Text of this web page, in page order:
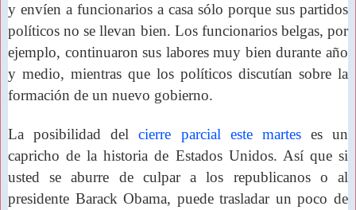
y envíen a funcionarios a casa sólo porque sus partidos
políticos no se llevan bien. Los funcionarios belgas, por
ejemplo, continuaron sus labores muy bien durante año
y medio, mientras que los políticos discutían sobre la
formación de un nuevo gobierno.
La posibilidad del cierre parcial este martes es un
capricho de la historia de Estados Unidos. Así que si
usted se aburre de culpar a los republicanos o al
presidente Barack Obama, puede trasladar un poco de